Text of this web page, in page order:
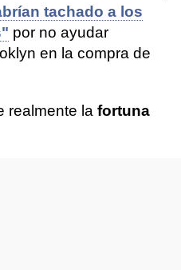
tachado a los
por no ayudar
en la compra de
realmente la fortuna